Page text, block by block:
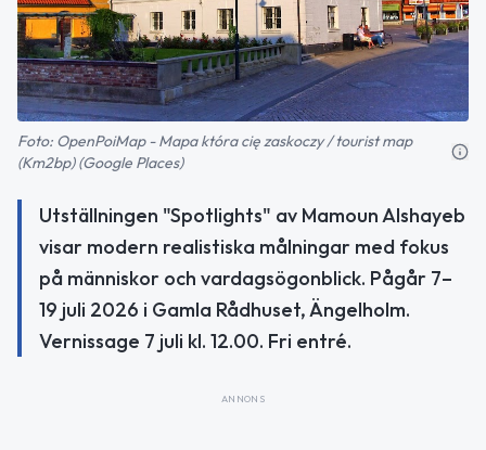
Foto: OpenPoiMap - Mapa która cię zaskoczy / tourist map
(Km2bp) (Google Places)
Utställningen "Spotlights" av Mamoun Alshayeb
visar modern realistiska målningar med fokus
på människor och vardagsögonblick. Pågår 7–
19 juli 2026 i Gamla Rådhuset, Ängelholm.
Vernissage 7 juli kl. 12.00. Fri entré.
ANNONS